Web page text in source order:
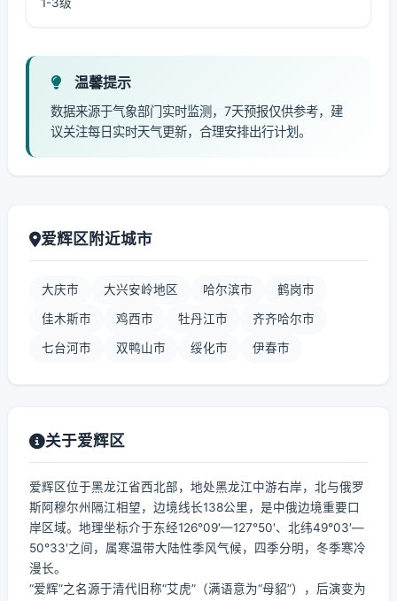
温馨提示
数据来源于气象部门实时监测，7天预报仅供参考，建
议关注每日实时天气更新，合理安排出行计划。
爱辉区附近城市
大庆市 大兴安岭地区 哈尔滨市 鹤岗市
佳木斯市 鸡西市 牡丹江市 齐齐哈尔市
七台河市 双鸭山市 绥化市 伊春市
关于爱辉区
爱辉区位于黑龙江省西北部，地处黑龙江中游右岸，北与俄罗
斯阿穆尔州隔江相望，边境线长138公里，是中俄边境重要口
岸区域。地理坐标介于东经126°09′—127°50′、北纬49°03′—
50°33′之间，属寒温带大陆性季风气候，四季分明，冬季寒冷
漫长。
“爱辉”之名源于清代旧称“艾虎”（满语意为“母貂”），后演变为